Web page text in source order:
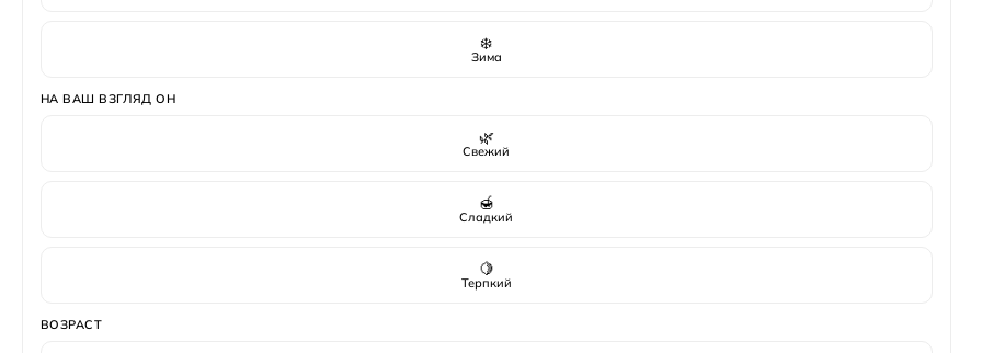
❄️
Зима
НА ВАШ ВЗГЛЯД ОН
🌿
Свежий
🍯
Сладкий
🍋
Терпкий
ВОЗРАСТ